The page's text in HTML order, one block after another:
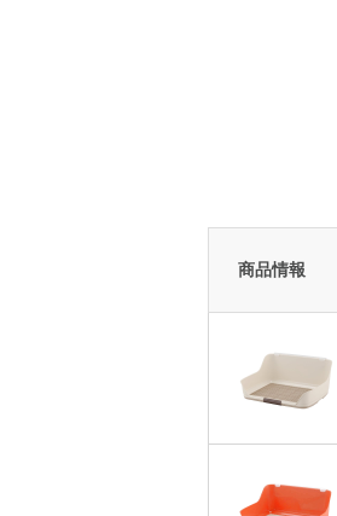
商品情報